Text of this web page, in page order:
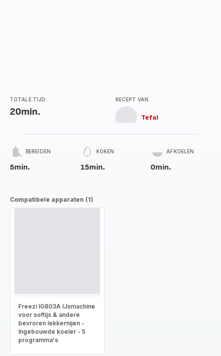
TOTALE TIJD
20min.
RECEPT VAN
Tefal
BEREIDEN
5min.
KOKEN
15min.
AFKOELEN
0min.
Compatibele apparaten (1)
Freezi IG803A IJsmachine
voor softijs & andere
bevroren lekkernijen -
Ingebouwde koeler - 5
programma's